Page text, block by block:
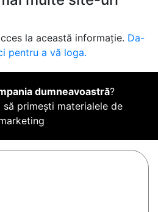
la această informație. Da-
pentru a vă loga.
dumneavoastră?
să primești materialele de